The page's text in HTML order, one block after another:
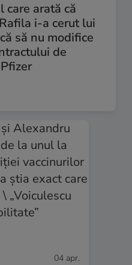
care arată că
i-a cerut lui
să nu modifice
de
04 apr.